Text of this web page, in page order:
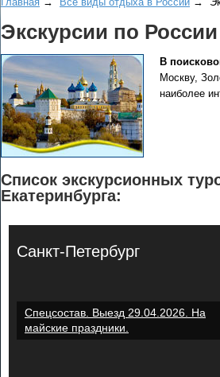
Все виды отдыха в России
Самые популярные:
море.
Экскурсии по
В
Москву,
наиболее
Список экскурсионных
Екатеринбурга:
Санкт-Петербург
Спецсостав. Выезд 29.04.2026. На
майские праздники.